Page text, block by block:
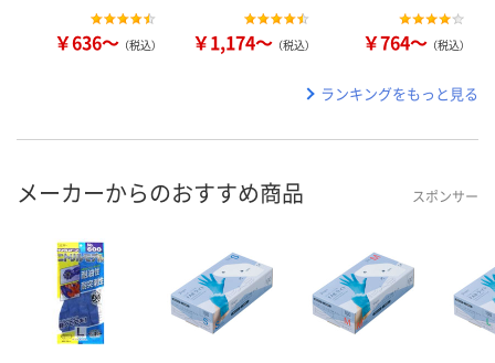
￥636～ （税込） ￥1,174～ （税込） ￥764～ （税込）
ランキングをもっと見る
メーカーからのおすすめ商品 スポンサー